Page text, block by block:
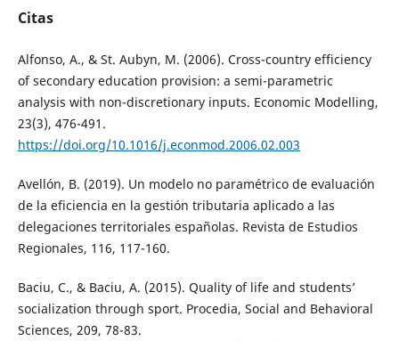
Citas
Alfonso, A., & St. Aubyn, M. (2006). Cross-country efficiency
of secondary education provision: a semi-parametric
analysis with non-discretionary inputs. Economic Modelling,
23(3), 476-491.
https://doi.org/10.1016/j.econmod.2006.02.003
Avellón, B. (2019). Un modelo no paramétrico de evaluación
de la eficiencia en la gestión tributaria aplicado a las
delegaciones territoriales españolas. Revista de Estudios
Regionales, 116, 117-160.
Baciu, C., & Baciu, A. (2015). Quality of life and students’
socialization through sport. Procedia, Social and Behavioral
Sciences, 209, 78-83.